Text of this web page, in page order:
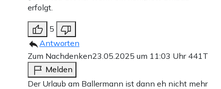
erfolgt.
5
Antworten
Zum Nachdenken23.05.2025 um 11:03 Uhr 441T
Melden
Der Urlaub am Ballermann ist dann eh nicht mehr